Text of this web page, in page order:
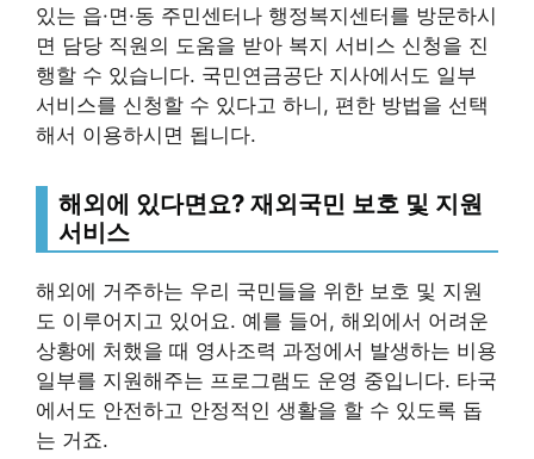
있는 읍·면·동 주민센터나 행정복지센터를 방문하시
면 담당 직원의 도움을 받아 복지 서비스 신청을 진
행할 수 있습니다. 국민연금공단 지사에서도 일부
서비스를 신청할 수 있다고 하니, 편한 방법을 선택
해서 이용하시면 됩니다.
해외에 있다면요? 재외국민 보호 및 지원
서비스
해외에 거주하는 우리 국민들을 위한 보호 및 지원
도 이루어지고 있어요. 예를 들어, 해외에서 어려운
상황에 처했을 때 영사조력 과정에서 발생하는 비용
일부를 지원해주는 프로그램도 운영 중입니다. 타국
에서도 안전하고 안정적인 생활을 할 수 있도록 돕
는 거죠.